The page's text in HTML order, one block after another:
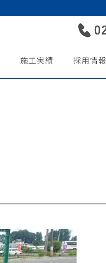
施工実績 採用情報